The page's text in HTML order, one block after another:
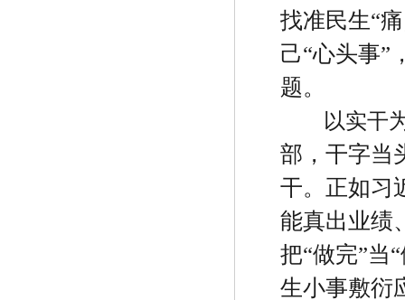
找准民生“
己“心头事”
题。
以实干
部，干字当
干。正如习
能真出业绩
把“做完”当“
生小事敷衍